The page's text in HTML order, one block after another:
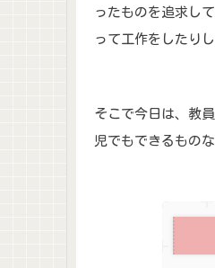
ったものを追求し
って工作をしたりし
そこで今日は、教員
児でもできるもの